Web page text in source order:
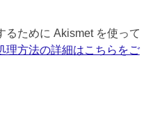
るために Akismet を使って
理方法の詳細はこちらをご